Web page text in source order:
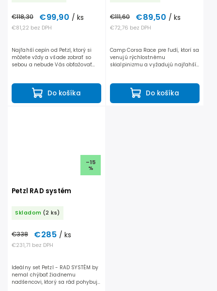
€81,22 bez DPH
€118,30 €99,90 / ks
Do košíka
Najľahší cepín od Petzl, ktorý si
môžete vždy a všade zobrať so
sebou a nebude Vás obťažovať
lyžovanie strmých...
€72,76 bez DPH
€111,60 €89,50 / ks
Do košíka
Camp Corsa Race pre ľudí, ktorí sa
venujú rýchlostnému
skialpinizmu a vyžadujú najľahší
kombinuje ultranízku...
–15
%
Petzl RAD systém
Skladom (2 ks)
€231,71 bez DPH
€338 €285 / ks
Ideálny set Petzl - RAD SYSTÉM by
nemal chýbať žiadnemu
nadšencovi, ktorý sa rád pohybuje